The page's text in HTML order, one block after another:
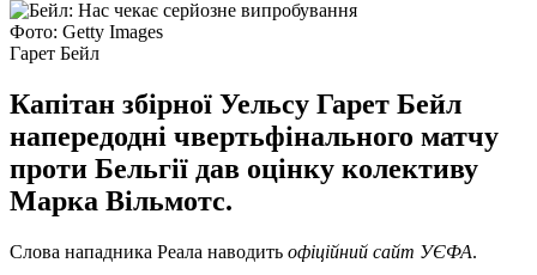
Фото: Getty Images
Гарет Бейл
Капітан збірної Уельсу Гарет Бейл
напередодні чвертьфінального матчу
проти Бельгії дав оцінку колективу
Марка Вільмотс.
Слова нападника Реала наводить офіційний сайт УЄФА.